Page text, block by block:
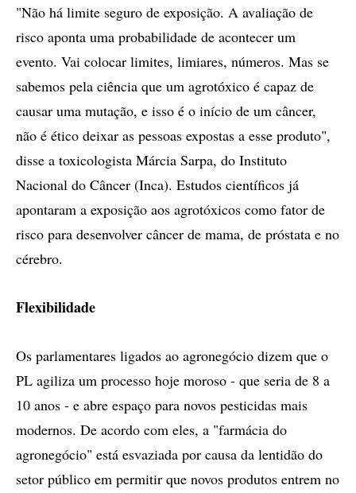
"Não há limite seguro de exposição. A avaliação de
risco aponta uma probabilidade de acontecer um
evento. Vai colocar limites, limiares, números. Mas se
sabemos pela ciência que um agrotóxico é capaz de
causar uma mutação, e isso é o início de um câncer,
não é ético deixar as pessoas expostas a esse produto",
disse a toxicologista Márcia Sarpa, do Instituto
Nacional do Câncer (Inca). Estudos científicos já
apontaram a exposição aos agrotóxicos como fator de
risco para desenvolver câncer de mama, de próstata e no
cérebro.
Flexibilidade
Os parlamentares ligados ao agronegócio dizem que o
PL agiliza um processo hoje moroso - que seria de 8 a
10 anos - e abre espaço para novos pesticidas mais
modernos. De acordo com eles, a "farmácia do
agronegócio" está esvaziada por causa da lentidão do
setor público em permitir que novos produtos entrem no